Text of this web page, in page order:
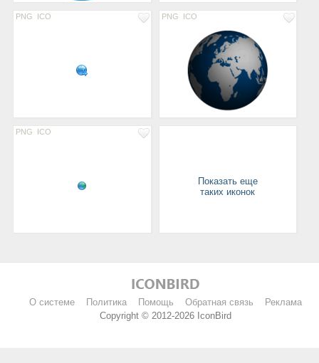
PNG ICO PNG ICO
PNG ICO
Показать еще
таких иконок
О системе Политика Помощь Обратная связь
Реклама
Copyright © 2012-2026 IconBird